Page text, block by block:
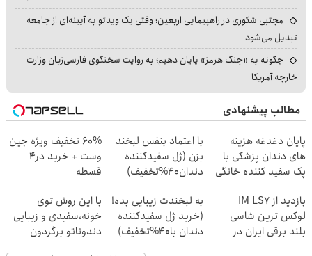
مجتبی شکوری در راهپیمایی اربعین؛ وقتی یک ویدئو به آیینه‌ای از جامعه
تبدیل می‌شود
چگونه به «جنگ هرمز» پایان دهیم؛ به روایت سخنگوی فارسی‌زبان وزارت
خارجه آمریکا
مطالب پیشنهادی
پایان دغدغه هزینه
های دندان پزشکی با
پک سفید کننده خانگی
با اعتماد بنفس لبخند
بزن (ژل سفیدکننده
دندان40%تخفیف)
60% تخفیف ویژه جین
وست + خرید در4
قسطه
بازدید از IM LS7
لوکس ترین شاسی
بلند برقی ایران در
باشگاه انقلاب
به لبخندت زیبایی بده!
(خرید ژل سفیدکننده
دندان با40%تخفیف)
با این روش توی
خونه،سفیدی و زیبایی
دندوناتو برگردون
(40%off)